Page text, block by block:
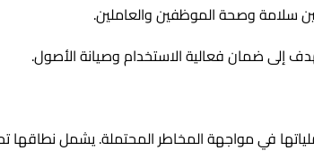
سلامة وصحة الموظفين والعاملين.
إلى ضمان فعالية الاستخدام وصيانة الأصول.
في مواجهة المخاطر المحتملة. يشمل نطاقها